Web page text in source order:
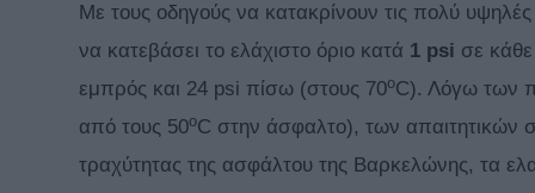
Με τους οδηγούς να κατακρίνουν τις πολύ
να κατεβάσει το ελάχιστο όριο κατά 1 psi σε
εμπρός και 24 psi πίσω (στους 70oC). Λόγω των
από τους 50oC στην άσφαλτο), των απαιτητικών
τραχύτητας της ασφάλτου της Βαρκελώνης, τα